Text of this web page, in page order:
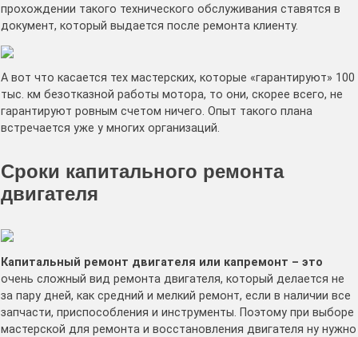
прохождении такого технического обслуживания ставятся в
документ, который выдается после ремонта клиенту.
А вот что касается тех мастерских, которые «гарантируют» 100
тыс. км безотказной работы мотора, то они, скорее всего, не
гарантируют ровным счетом ничего. Опыт такого плана
встречается уже у многих организаций.
Сроки капитального ремонта
двигателя
Капитальный ремонт двигателя или капремонт – это
очень сложный вид ремонта двигателя, который делается не
за пару дней, как средний и мелкий ремонт, если в наличии все
запчасти, приспособления и инструменты. Поэтому при выборе
мастерской для ремонта и восстановления двигателя ну нужно